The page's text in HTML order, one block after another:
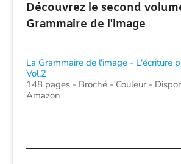
Découvrez le second
Grammaire de l'image
La Grammaire de l'image - L'écriture
Vol.2
148 pages - Broché - Couleur -
Amazon